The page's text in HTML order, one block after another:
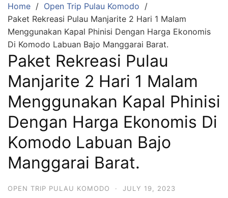
Pulau
Komodo
Labuan
Bajo
3
Hari
2
Malam,
2
Hari
Malam
Home
Open Trip Pulau Komodo
Paket Rekreasi Pulau Manjarite 2 Hari 1 Malam
Menggunakan Kapal Phinisi Dengan Harga Ekonomis
Di Komodo Labuan Bajo Manggarai Barat.
Paket Rekreasi Pulau
Manjarite 2 Hari 1 Malam
Menggunakan Kapal Phinisi
Dengan Harga Ekonomis Di
Komodo Labuan Bajo
Manggarai Barat.
OPEN TRIP PULAU KOMODO · JULY 19, 2023